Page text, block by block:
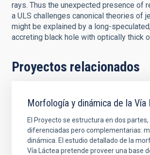
rays. Thus the unexpected presence of
a ULS challenges canonical theories of
might be explained by a long-
accreting black hole with optically thick
Proyectos relacionados
Morfología y dinámica de la Vía
El Proyecto se estructura en dos partes,
diferenciadas pero complementarias:
dinámica. El estudio detallado de la
Vía Láctea pretende proveer una base